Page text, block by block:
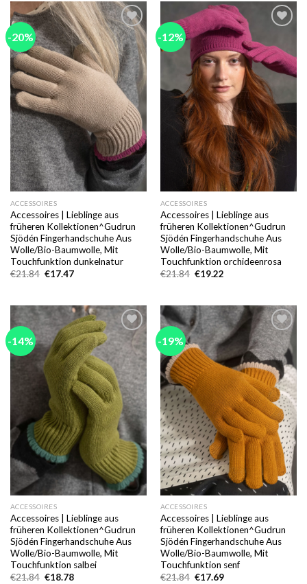
-20%
Add to
wishlist
ACCESSOIRES
Accessoires | Lieblinge aus
früheren Kollektionen^Gudrun
Sjödén Fingerhandschuhe Aus
Wolle/Bio-Baumwolle, Mit
Touchfunktion dunkelnatur
€21.84 Ursprünglicher
€17.47Aktueller
-12%
wishlist
ACCESSOIRES
Accessoires | Lieblinge aus
früheren Kollektionen^Gudrun
Sjödén Fingerhandschuhe Aus
Wolle/Bio-Baumwolle, Mit
Touchfunktion orchideenrosa
€21.84 Ursprünglicher
€19.22Aktueller
-14%
Add to
wishlist
ACCESSOIRES
Accessoires | Lieblinge aus
früheren Kollektionen^Gudrun
Sjödén Fingerhandschuhe Aus
Wolle/Bio-Baumwolle, Mit
Touchfunktion salbei
€21.84 Ursprünglicher
€18.78Aktueller
-19%
Add to
wishlist
ACCESSOIRES
Accessoires | Lieblinge aus
früheren Kollektionen^Gudrun
Sjödén Fingerhandschuhe Aus
Wolle/Bio-Baumwolle, Mit
Touchfunktion senf
€21.84 Ursprünglicher
€17.69Aktueller